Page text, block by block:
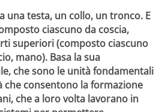
una testa, un collo, un tronco. E
ciascuno da coscia,
superiori (composto ciascuno
mano). Basa la sua
, che sono le unità fondamentali
che consentono la formazione
che a loro volta lavorano in